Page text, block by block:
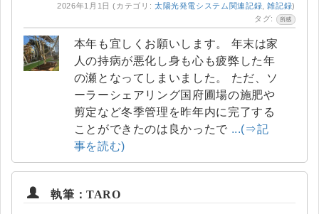
2026年1月1日 (カテゴリ: 太陽光発電システム関連記録 ,雑記録)
タグ:
所感
本年も宜しくお願いします。 年末は家
人の持病が悪化し身も心も疲弊した年
の瀬となってしまいました。 ただ、ソ
ーラーシェアリング国府圃場の施肥や
剪定など冬季管理を昨年内に完了する
ことができたのは良かったで ...(⇒記
事を読む)
執筆：TARO